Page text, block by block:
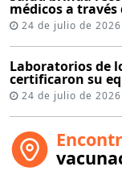
médicos a través
24 de julio de 2026
Laboratorios de
certificaron su
24 de julio de 2026